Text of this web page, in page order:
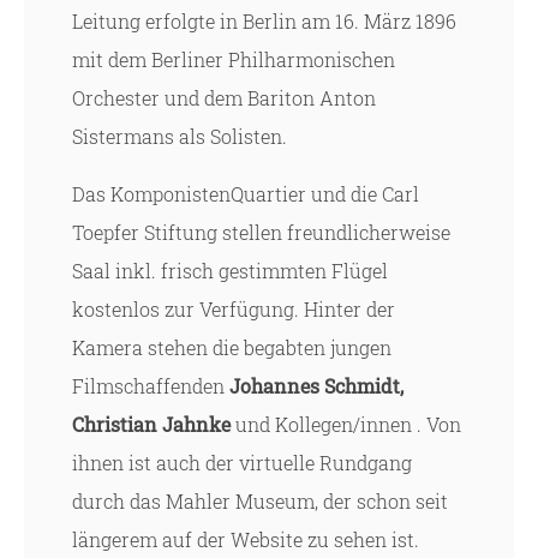
Leitung erfolgte in Berlin am 16. März 1896
mit dem Berliner Philharmonischen
Orchester und dem Bariton Anton
Sistermans als Solisten.
Das KomponistenQuartier und die Carl
Toepfer Stiftung stellen freundlicherweise
Saal inkl. frisch gestimmten Flügel
kostenlos zur Verfügung. Hinter der
Kamera stehen die begabten jungen
Filmschaffenden Johannes Schmidt,
Christian Jahnkeund Kollegen/innen . Von
ihnen ist auch der virtuelle Rundgang
durch das Mahler Museum, der schon seit
längerem auf der Website zu sehen ist.